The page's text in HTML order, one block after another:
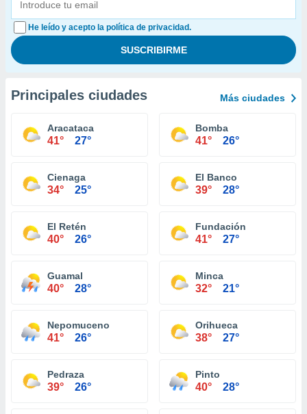
He leído y acepto la política de privacidad.
Principales ciudades Más ciudades
Aracataca
41° 27°
Bomba
41° 26°
Cienaga
34° 25°
El Banco
39° 28°
El Retén
40° 26°
Fundación
41° 27°
Guamal
40° 28°
Minca
32° 21°
Nepomuceno
41° 26°
Orihueca
38° 27°
Pedraza
39° 26°
Pinto
40° 28°